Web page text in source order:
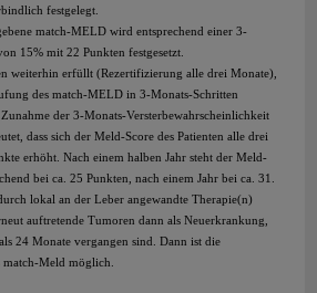
festgelegt.
match-MELD wird entsprechend einer 3-
15% mit 22 Punkten festgesetzt.
weiterhin erfüllt (Rezertifizierung alle drei Monate),
des match-MELD in 3-Monats-Schritten
der 3-Monats-Versterbewahrscheinlichkeit
dass sich der Meld-Score des Patienten alle drei
erhöht. Nach einem halben Jahr steht der Meld-
bei ca. 25 Punkten, nach einem Jahr bei ca. 31.
lokal an der Leber angewandte Therapie(n)
auftretende Tumoren dann als Neuerkrankung,
24 Monate vergangen sind. Dann ist die
Meld möglich.